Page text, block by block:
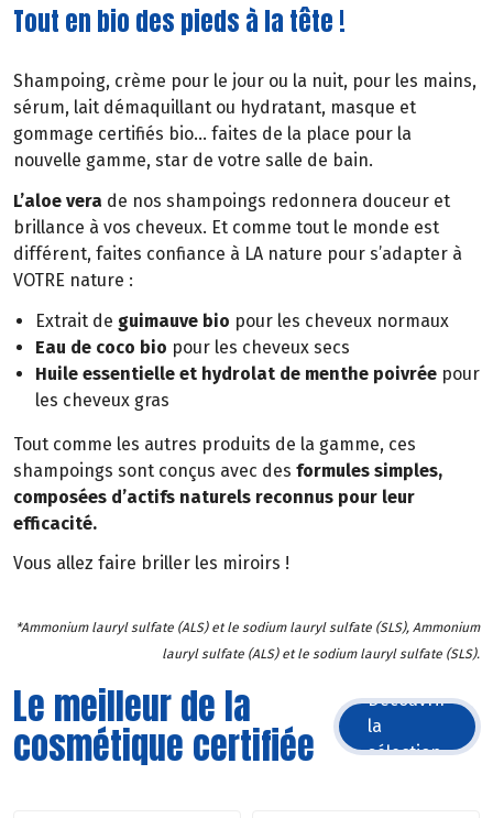
Tout en bio des pieds à la tête !
Shampoing, crème pour le jour ou la nuit, pour les mains,
sérum, lait démaquillant ou hydratant, masque et
gommage certifiés bio… faites de la place pour la
nouvelle gamme, star de votre salle de bain.
L’aloe vera de nos shampoings redonnera douceur et
brillance à vos cheveux. Et comme tout le monde est
différent, faites confiance à LA nature pour s’adapter à
VOTRE nature :
Extrait de guimauve bio pour les cheveux normaux
Eau de coco bio pour les cheveux secs
Huile essentielle et hydrolat de menthe poivrée pour
les cheveux gras
Tout comme les autres produits de la gamme, ces
shampoings sont conçus avec des formules simples,
composées d’actifs naturels reconnus pour leur
efficacité.
Vous allez faire briller les miroirs !
*Ammonium lauryl sulfate (ALS) et le sodium lauryl sulfate (SLS), Ammonium
lauryl sulfate (ALS) et le sodium lauryl sulfate (SLS).
Le meilleur de la
cosmétique certifiée
Découvrir
la
sélection